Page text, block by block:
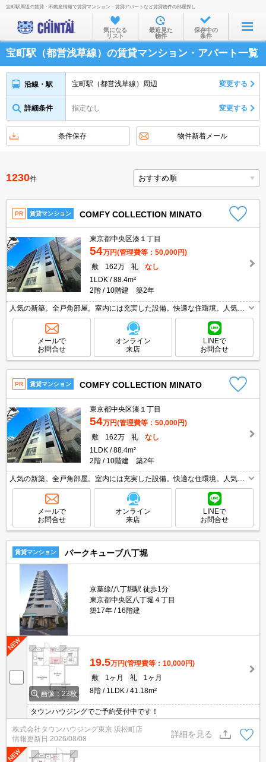
お部屋を探す
沿線・駅から
住所から
家賃相場から
物件特集から
不動産会社から
TOP
宝町駅周辺の賃貸・不動産情報で賃貸マンション・賃貸アパートなど賃貸物件の部屋探し
気になる
リスト
最近見た
物件
保存中の
条件
宝町駅（都営浅草線）の賃貸マンション・アパート一覧
沿線・駅 宝町駅（都営浅草線）周辺 変更する
詳細条件 指定なし 変更する
条件保存 物件新着メール
1230件
PR 賃貸マンション COMFY COLLECTION MINATO
東京都中央区湊１丁目
54万円(管理費等：50,000円)
敷
162万 礼
なし
1LDK
88.4m²
2階
10階建 築2年
人気の新築。全戸角部屋。室内には充実した設備。快適な住環境。人気の
八丁堀駅。
メールで
お問合せ
オンライン
来店
LINEで
お問合せ
PR 賃貸マンション COMFY COLLECTION MINATO
東京都中央区湊１丁目
54万円(管理費等：50,000円)
敷
162万 礼
なし
1LDK
88.4m²
2階
10階建 築2年
人気の新築。全戸角部屋。室内には充実した設備。快適な住環境。人気の
八丁堀駅。
メールで
お問合せ
オンライン
来店
LINEで
お問合せ
賃貸マンション パークキューブ八丁堀
京葉線/八丁堀駅 徒歩1分
東京都中央区八丁堀４丁目
築17年
16階建
画像：23枚
19.5万円(管理費等：10,000円)
敷
1ヶ月 礼
1ヶ月
8階
1LDK 41.18m²
タウンハウジングでご予約受付中です！
株式会社タウンハウジング東京 浜松町店
情報更新日 2026/08/08
詳細を見る